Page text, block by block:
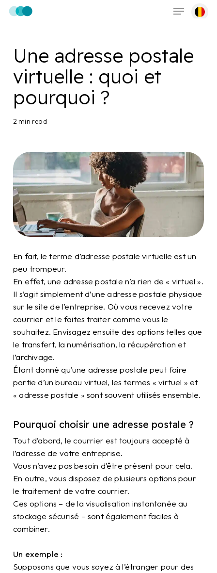
Skip
Menu
Une adresse postale
virtuelle : quoi et
pourquoi ?
2 min read
En fait, le terme d’adresse postale virtuelle est un
peu trompeur.
En effet, une adresse postale n’a rien de « virtuel ».
Il s’agit simplement d’une adresse postale physique
sur le site de l’entreprise. Où vous recevez votre
courrier et le faites traiter comme vous le
souhaitez. Envisagez ensuite des options telles que
le transfert, la numérisation, la récupération et
l’archivage.
Étant donné qu’une adresse postale peut faire
partie d’un bureau virtuel, les termes « virtuel » et
« adresse postale » sont souvent utilisés ensemble.
Pourquoi choisir une adresse postale ?
Tout d’abord, le courrier est toujours accepté à
l’adresse de votre entreprise.
Vous n’avez pas besoin d’être présent pour cela.
En outre, vous disposez de plusieurs options pour
le traitement de votre courrier.
Ces options – de la visualisation instantanée au
stockage sécurisé – sont également faciles à
combiner.
Un exemple :
Supposons que vous soyez à l’étranger pour des